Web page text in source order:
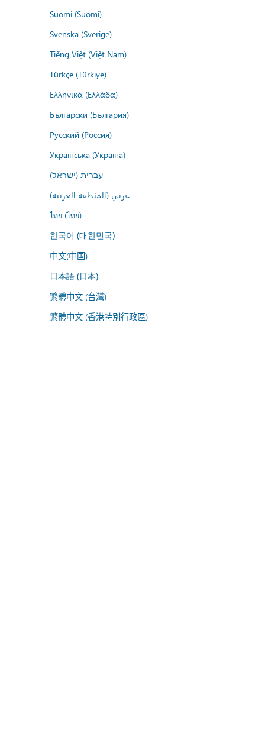
Suomi (Suomi)
Svenska (Sverige)
Tiếng Việt (Việt Nam)
Türkçe (Türkiye)
Ελληνικά (Ελλάδα)
Български (България)
Русский (Россия)
Українська (Україна)
עברית (ישראל)
عربي (المنطقة العربية)
ไทย (ไทย)
한국어 (대한민국)
中文(中国)
日本語 (日本)
繁體中文 (台灣)
繁體中文 (香港特別行政區)